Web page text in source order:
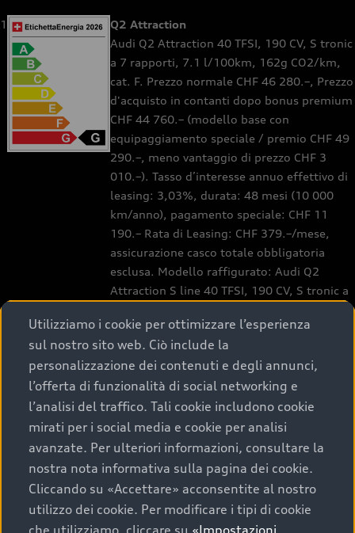
1
Q2 Attraction
Audi Q2 Attraction 40 TFSI, 190 CV, S tronic
a 7 rapporti, 7.1 l/100km, 162g CO2/km,
cat. F. Prezzo normale CHF 46 280.–, Prezzo
d'acquisto in contanti dopo bonus premium
CHF 44 760.– (modello base con
equipaggiamento speciale / premio CHF 49
290.–, meno vantaggio di prezzo CHF 3
010.–). Tasso d’interesse annuo effettivo di
leasing: 3,03%, durata: 48 mesi (10 000
km/anno), pagamento speciale: CHF 11
190.– Rata di Leasing: CHF 379.–/mese,
assicurazione casco totale obbligatoria
esclusa. Modello raffigurato: Audi Q2
Attraction S line 40 TFSI, 190 CV, S tronic a
7 rapporti, 7.5 l/100km, 171g CO2/km, cat.
G. Grigio Freccia Perla, Cerchi Audi Sport,
design a 10 razze a Y, Nero, torniti lucidi,
8,0J x 19, pneumatici 235/40 R19,
Eliminate denominazione modello e scritta
prestazioni/tecnologia, Fari Matrix LED e
fanali di coda a LED, Pacchetto Estetico
Nero plus, Paraurti S line in verniciatura a
contrasto, Sideblade in Grigio Platino
Opaco, S line competition, prezzo
CHF 51 420.–, pagamento speciale: CHF 12
Utilizziamo i cookie per ottimizzare l’esperienza
sul nostro sito web. Ciò include la
personalizzazione dei contenuti e degli annunci,
l’offerta di funzionalità di social networking e
l’analisi del traffico. Tali cookie includono cookie
mirati per i social media e cookie per analisi
avanzate. Per ulteriori informazioni, consultare la
nostra nota informativa sulla pagina dei cookie.
Cliccando su «Accettare» acconsentite al nostro
utilizzo dei cookie. Per modificare i tipi di cookie
che utilizziamo, cliccare su «Impostazioni